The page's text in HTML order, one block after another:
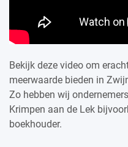
Bekijk deze video om
meerwaarde bieden in
Zo hebben wij
Krimpen aan de Lek
boekhouder.